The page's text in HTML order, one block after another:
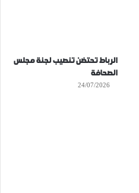
الرباط تحتضن تنصيب لجنة مجلس
الصحافة
24/07/2026